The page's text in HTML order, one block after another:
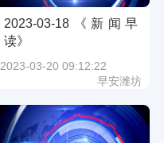
2023-03-18《新闻早
读》
2023-03-20 09:12:22
早安潍坊